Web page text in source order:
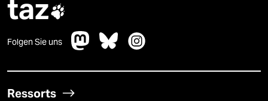
taz
Folgen Sie uns
Ressorts